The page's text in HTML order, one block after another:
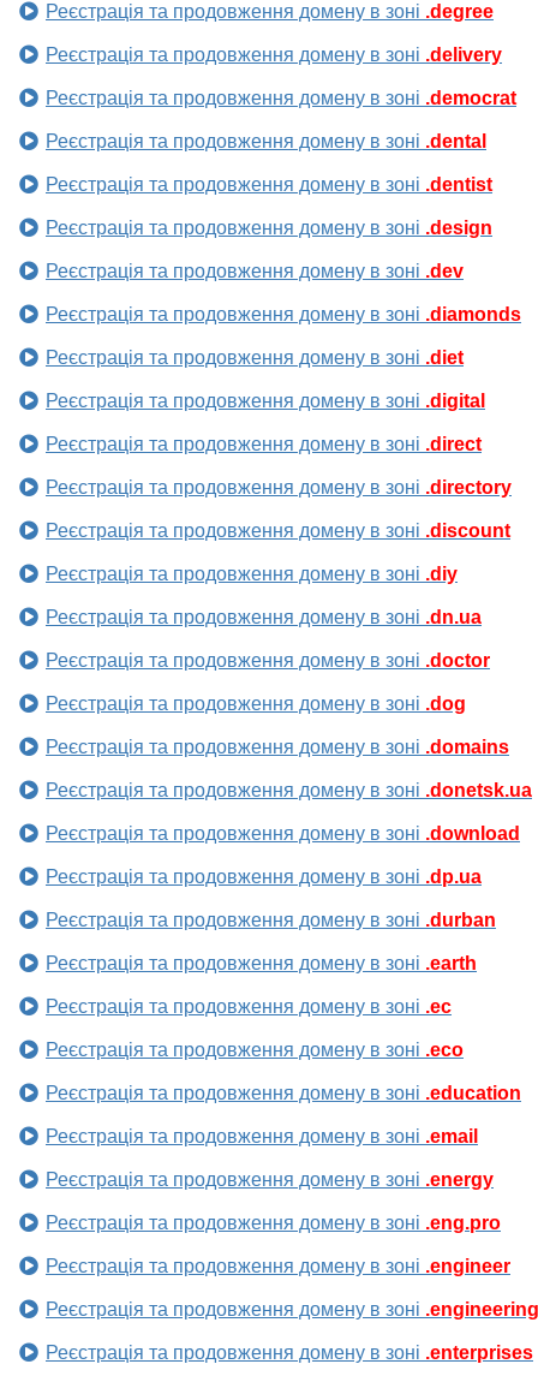
Реєстрація та продовження домену в зоні .degree
Реєстрація та продовження домену в зоні .delivery
Реєстрація та продовження домену в зоні .democrat
Реєстрація та продовження домену в зоні .dental
Реєстрація та продовження домену в зоні .dentist
Реєстрація та продовження домену в зоні .design
Реєстрація та продовження домену в зоні .dev
Реєстрація та продовження домену в зоні .diamonds
Реєстрація та продовження домену в зоні .diet
Реєстрація та продовження домену в зоні .digital
Реєстрація та продовження домену в зоні .direct
Реєстрація та продовження домену в зоні .directory
Реєстрація та продовження домену в зоні .discount
Реєстрація та продовження домену в зоні .diy
Реєстрація та продовження домену в зоні .dn.ua
Реєстрація та продовження домену в зоні .doctor
Реєстрація та продовження домену в зоні .dog
Реєстрація та продовження домену в зоні .domains
Реєстрація та продовження домену в зоні .donetsk.ua
Реєстрація та продовження домену в зоні .download
Реєстрація та продовження домену в зоні .dp.ua
Реєстрація та продовження домену в зоні .durban
Реєстрація та продовження домену в зоні .earth
Реєстрація та продовження домену в зоні .ec
Реєстрація та продовження домену в зоні .eco
Реєстрація та продовження домену в зоні .education
Реєстрація та продовження домену в зоні .email
Реєстрація та продовження домену в зоні .energy
Реєстрація та продовження домену в зоні .eng.pro
Реєстрація та продовження домену в зоні .engineer
Реєстрація та продовження домену в зоні .engineering
Реєстрація та продовження домену в зоні .enterprises